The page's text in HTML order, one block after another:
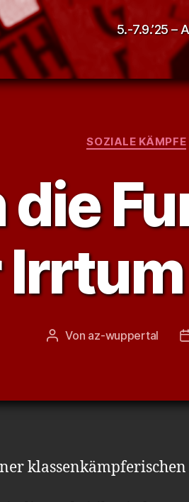
5.-7.9.’25 –
SOZIALE KÄMPFE
die
Beitragsautor
Von az-wuppertal